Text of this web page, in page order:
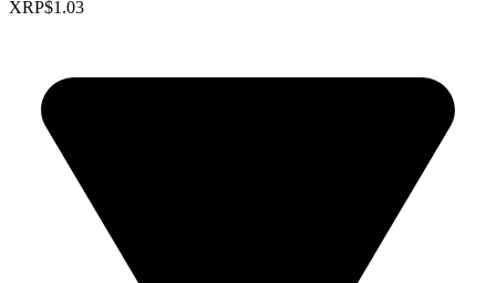
XRP$1.03